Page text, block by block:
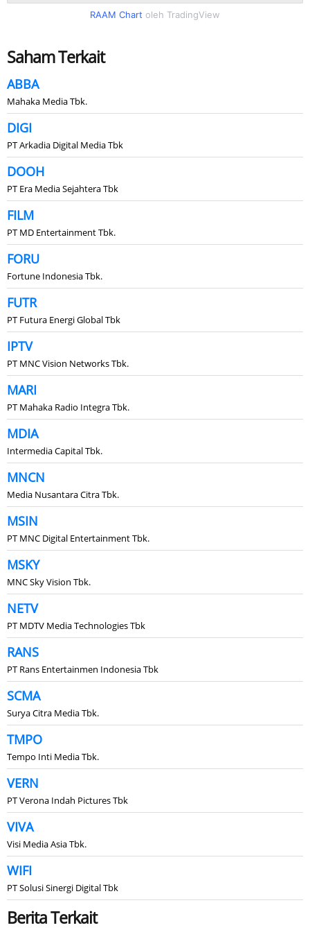
RAAM Chart oleh TradingView
Saham Terkait
ABBA
Mahaka Media Tbk.
DIGI
PT Arkadia Digital Media Tbk
DOOH
PT Era Media Sejahtera Tbk
FILM
PT MD Entertainment Tbk.
FORU
Fortune Indonesia Tbk.
FUTR
PT Futura Energi Global Tbk
IPTV
PT MNC Vision Networks Tbk.
MARI
PT Mahaka Radio Integra Tbk.
MDIA
Intermedia Capital Tbk.
MNCN
Media Nusantara Citra Tbk.
MSIN
PT MNC Digital Entertainment Tbk.
MSKY
MNC Sky Vision Tbk.
NETV
PT MDTV Media Technologies Tbk
RANS
PT Rans Entertainmen Indonesia Tbk
SCMA
Surya Citra Media Tbk.
TMPO
Tempo Inti Media Tbk.
VERN
PT Verona Indah Pictures Tbk
VIVA
Visi Media Asia Tbk.
WIFI
PT Solusi Sinergi Digital Tbk
Berita Terkait